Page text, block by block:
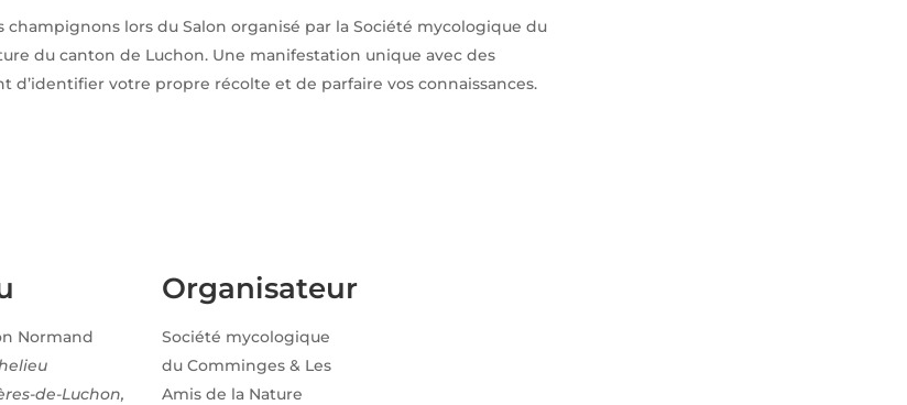
champignons lors du Salon organisé par la Société mycologique du
du canton de Luchon. Une manifestation unique avec des
d’identifier votre propre récolte et de parfaire vos connaissances.
Normand
de-Luchon,
Organisateur
Société mycologique
du Comminges & Les
Amis de la Nature